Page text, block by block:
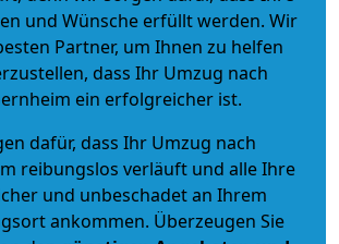
und Wünsche erfüllt werden. Wir
Partner, um Ihnen zu helfen
dass Ihr Umzug nach
ein erfolgreicher ist.
dafür, dass Ihr Umzug nach
reibungslos verläuft und alle Ihre
und unbeschadet an Ihrem
ankommen. Überzeugen Sie